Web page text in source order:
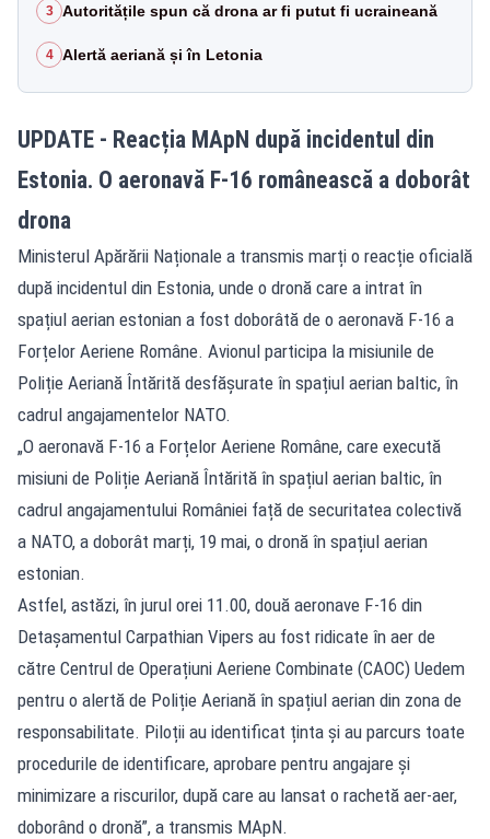
3 Autoritățile spun că drona ar fi putut fi ucraineană
4 Alertă aeriană și în Letonia
UPDATE - Reacția MApN după incidentul din
Estonia. O aeronavă F-16 românească a doborât
drona
Ministerul Apărării Naționale a transmis marți o reacție oficială
după incidentul din Estonia, unde o dronă care a intrat în
spațiul aerian estonian a fost doborâtă de o aeronavă F-16 a
Forțelor Aeriene Române. Avionul participa la misiunile de
Poliție Aeriană Întărită desfășurate în spațiul aerian baltic, în
cadrul angajamentelor NATO.
„O aeronavă F-16 a Forțelor Aeriene Române, care execută
misiuni de Poliție Aeriană Întărită în spațiul aerian baltic, în
cadrul angajamentului României față de securitatea colectivă
a NATO, a doborât marți, 19 mai, o dronă în spațiul aerian
estonian.
Astfel, astăzi, în jurul orei 11.00, două aeronave F-16 din
Detașamentul Carpathian Vipers au fost ridicate în aer de
către Centrul de Operațiuni Aeriene Combinate (CAOC) Uedem
pentru o alertă de Poliție Aeriană în spațiul aerian din zona de
responsabilitate. Piloții au identificat ținta și au parcurs toate
procedurile de identificare, aprobare pentru angajare și
minimizare a riscurilor, după care au lansat o rachetă aer-aer,
doborând o dronă”, a transmis MApN.